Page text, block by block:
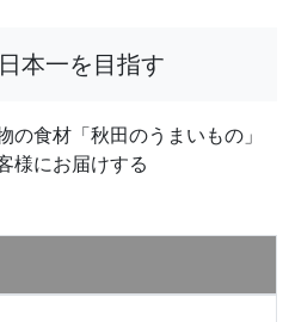
本一を目指す
の食材「秋田のうまいもの」
様にお届けする